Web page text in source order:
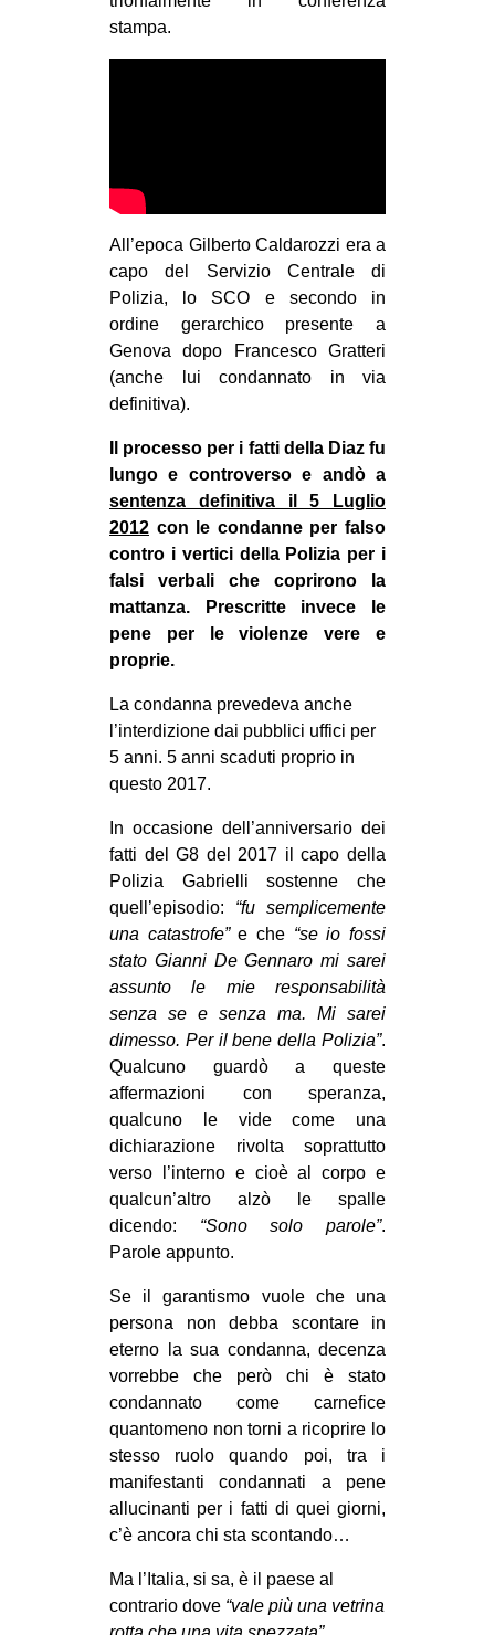
stampa.
All’epoca Gilberto Caldarozzi era a
capo del Servizio Centrale di
Polizia, lo SCO e secondo in
ordine gerarchico presente a
Genova dopo Francesco Gratteri
(anche lui condannato in via
definitiva).
Il processo per i fatti della Diaz fu
lungo e controverso e andò a
sentenza definitiva il 5 Luglio
2012 con le condanne per falso
contro i vertici della Polizia per i
falsi verbali che coprirono la
mattanza. Prescritte invece le
pene per le violenze vere e
proprie.
La condanna prevedeva anche
l’interdizione dai pubblici uffici per
5 anni. 5 anni scaduti proprio in
questo 2017.
In occasione dell’anniversario dei
fatti del G8 del 2017 il capo della
Polizia Gabrielli sostenne che
quell’episodio: “fu semplicemente
una catastrofe”e che “se io fossi
stato Gianni De Gennaro mi sarei
assunto le mie responsabilità
senza se e senza ma. Mi sarei
dimesso. Per il bene della Polizia”.
Qualcuno guardò a queste
affermazioni con speranza,
qualcuno le vide come una
dichiarazione rivolta soprattutto
verso l’interno e cioè al corpo e
qualcun’altro alzò le spalle
dicendo: “Sono solo parole”.
Parole appunto.
Se il garantismo vuole che una
persona non debba scontare in
eterno la sua condanna, decenza
vorrebbe che però chi è stato
condannato come carnefice
quantomeno non torni a ricoprire lo
stesso ruolo quando poi, tra i
manifestanti condannati a pene
allucinanti per i fatti di quei giorni,
c’è ancora chi sta scontando…
Ma l’Italia, si sa, è il paese al
contrario dove “vale più una vetrina